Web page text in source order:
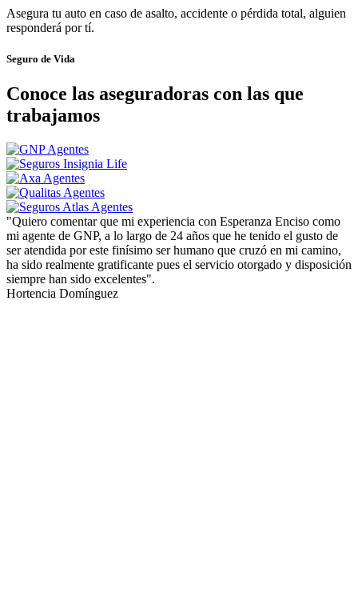
Asegura tu auto en caso de asalto, accidente o pérdida total, alguien
responderá por tí.
Seguro de Vida
Conoce las aseguradoras con las que
trabajamos
"Quiero comentar que mi experiencia con Esperanza Enciso como
mi agente de GNP, a lo largo de 24 años que he tenido el gusto de
ser atendida por este finísimo ser humano que cruzó en mi camino,
ha sido realmente gratificante pues el servicio otorgado y disposición
siempre han sido excelentes".
Hortencia Domínguez